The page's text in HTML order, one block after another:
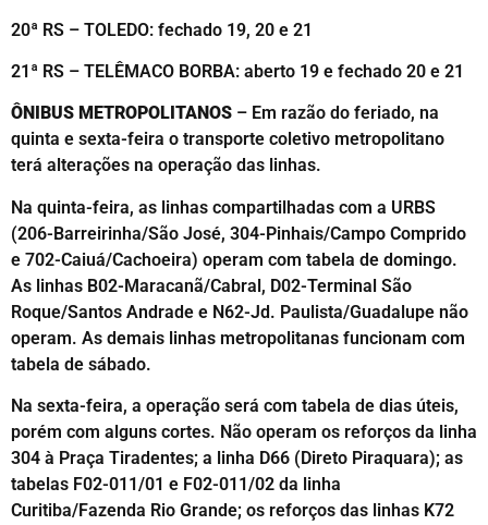
20ª RS – TOLEDO: fechado 19, 20 e 21
21ª RS – TELÊMACO BORBA: aberto 19 e fechado 20 e 21
ÔNIBUS METROPOLITANOS – Em razão do feriado, na
quinta e sexta-feira o transporte coletivo metropolitano
terá alterações na operação das linhas.
Na quinta-feira, as linhas compartilhadas com a URBS
(206-Barreirinha/São José, 304-Pinhais/Campo Comprido
e 702-Caiuá/Cachoeira) operam com tabela de domingo.
As linhas B02-Maracanã/Cabral, D02-Terminal São
Roque/Santos Andrade e N62-Jd. Paulista/Guadalupe não
operam. As demais linhas metropolitanas funcionam com
tabela de sábado.
Na sexta-feira, a operação será com tabela de dias úteis,
porém com alguns cortes. Não operam os reforços da linha
304 à Praça Tiradentes; a linha D66 (Direto Piraquara); as
tabelas F02-011/01 e F02-011/02 da linha
Curitiba/Fazenda Rio Grande; os reforços das linhas K72